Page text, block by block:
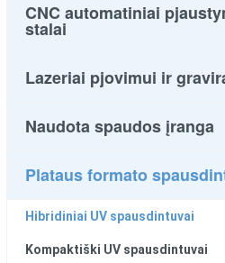
CNC automatiniai
stalai
Lazeriai pjovimui ir
Naudota spaudos įranga
Plataus formato
Hibridiniai UV spausdintuvai
Kompaktiški UV spausdintuvai